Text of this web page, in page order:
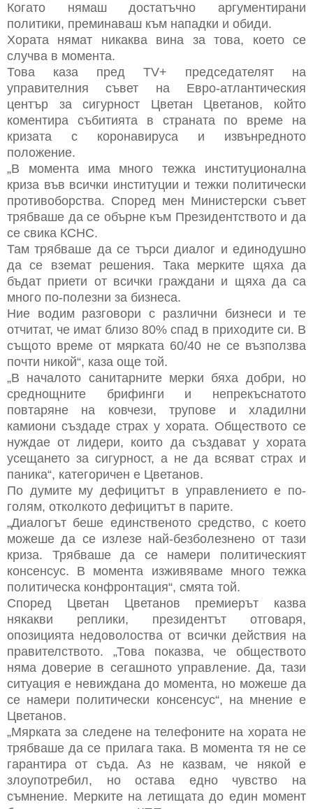
Когато нямаш достатъчно аргументирани
политики, преминаваш към нападки и обиди.
Хората нямат никаква вина за това, което се
случва в момента.
Това каза пред TV+ председателят на
управителния съвет на Евро-атлантическия
център за сигурност Цветан Цветанов, който
коментира събитията в страната по време на
кризата с коронавируса и извънредното
положение.
„В момента има много тежка институционална
криза във всички институции и тежки политически
противоборства. Според мен Министерски съвет
трябваше да се обърне към Президентството и да
се свика КСНС.
Там трябваше да се търси диалог и единодушно
да се вземат решения. Така мерките щяха да
бъдат приети от всички граждани и щяха да са
много по-полезни за бизнеса.
Ние водим разговори с различни бизнеси и те
отчитат, че имат близо 80% спад в приходите си. В
същото време от мярката 60/40 не се възползва
почти никой“, каза още той.
„В началото санитарните мерки бяха добри, но
среднощните брифинги и непрекъснатото
повтаряне на ковчези, трупове и хладилни
камиони създаде страх у хората. Обществото се
нуждае от лидери, които да създават у хората
усещането за сигурност, а не да всяват страх и
паника“, категоричен е Цветанов.
По думите му дефицитът в управлението е по-
голям, отколкото дефицитът в парите.
„Диалогът беше единственото средство, с което
можеше да се излезе най-безболезнено от тази
криза. Трябваше да се намери политическият
консенсус. В момента изживяваме много тежка
политическа конфронтация“, смята той.
Според Цветан Цветанов премиерът казва
някакви реплики, президентът отговаря,
опозицията недоволоства от всички действия на
правителството. „Това показва, че обществото
няма доверие в сегашното управление. Да, тази
ситуация е невиждана до момента, но можеше да
се намери политически консенсус“, на мнение е
Цветанов.
„Мярката за следене на телефоните на хората не
трябваше да се прилага така. В момента тя не се
гарантира от съда. Аз не казвам, че някой е
злоупотребил, но остава едно чувство на
съмнение. Мерките на летищата до един момент